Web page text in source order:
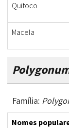
Quitoco
Macela
Família:
Nomes